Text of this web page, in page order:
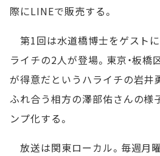
際にLINEで販売する。
第1回は水道橋博士をゲスト
ライチの2人が登場。東京・板橋
が得意だというハライチの岩井
ふれ合う相方の澤部佑さんの様
ンプ化する。
放送は関東ローカル。毎週月